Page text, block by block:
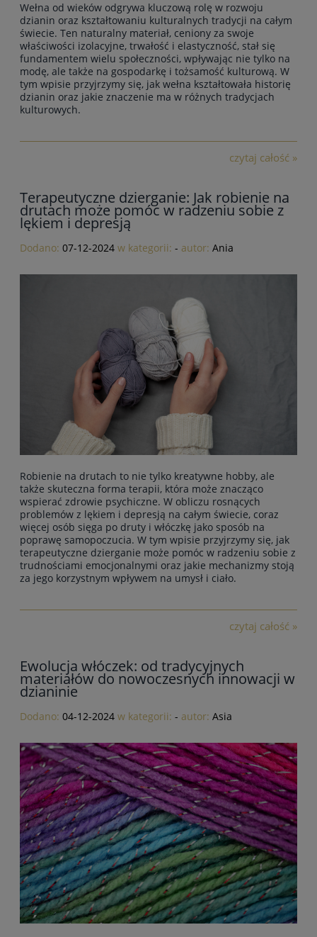
Wełna od wieków odgrywa kluczową rolę w rozwoju
dzianin oraz kształtowaniu kulturalnych tradycji na całym
świecie. Ten naturalny materiał, ceniony za swoje
właściwości izolacyjne, trwałość i elastyczność, stał się
fundamentem wielu społeczności, wpływając nie tylko na
modę, ale także na gospodarkę i tożsamość kulturową. W
tym wpisie przyjrzymy się, jak wełna kształtowała historię
dzianin oraz jakie znaczenie ma w różnych tradycjach
kulturowych.
czytaj całość »
Terapeutyczne dzierganie: Jak robienie na
drutach może pomóc w radzeniu sobie z
lękiem i depresją
Dodano: 07-12-2024 w kategorii: - autor: Ania
Robienie na drutach to nie tylko kreatywne hobby, ale
także skuteczna forma terapii, która może znacząco
wspierać zdrowie psychiczne. W obliczu rosnących
problemów z lękiem i depresją na całym świecie, coraz
więcej osób sięga po druty i włóczkę jako sposób na
poprawę samopoczucia. W tym wpisie przyjrzymy się, jak
terapeutyczne dzierganie może pomóc w radzeniu sobie z
trudnościami emocjonalnymi oraz jakie mechanizmy stoją
za jego korzystnym wpływem na umysł i ciało.
czytaj całość »
Ewolucja włóczek: od tradycyjnych
materiałów do nowoczesnych innowacji w
dzianinie
Dodano: 04-12-2024 w kategorii: - autor: Asia